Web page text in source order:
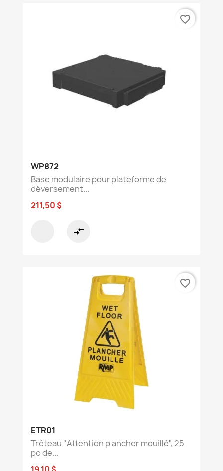
WP872
Base modulaire pour plateforme de
déversement...
211,50 $
compare_arrows
favorite_border
ETR01
Tréteau "Attention plancher mouillé", 25
po de...
favorite_border